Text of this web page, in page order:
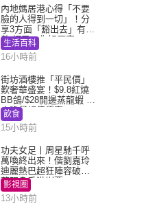
內地媽居港心得「不要
臉的人得到一切」！分
享3方面「豁出去」有著
數 網民：你好厲害
生活百科
16小時前
街坊酒樓推「平民價」
歎奢華盛宴！$9.8紅燒
BB鴿/$28開邊蒸龍蝦 3
大晚餐超值優惠
飲食
15小時前
功夫女足丨周星馳千呼
萬喚終出來！偕劉嘉玲
迪麗熱巴超狂陣容破天
荒現身香港謝票
影視圈
13小時前